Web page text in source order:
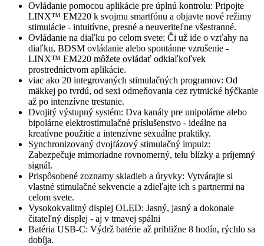
Ovládanie pomocou aplikácie pre úplnú kontrolu: Pripojte
LINX™ EM220 k svojmu smartfónu a objavte nové režimy
stimulácie - intuitívne, presné a neuveriteľne všestranné.
Ovládanie na diaľku po celom svete: Či už ide o vzťahy na
diaľku, BDSM ovládanie alebo spontánne vzrušenie -
LINX™ EM220 môžete ovládať odkiaľkoľvek
prostredníctvom aplikácie.
viac ako 20 integrovaných stimulačných programov: Od
mäkkej po tvrdú, od sexi odmeňovania cez rytmické hýčkanie
až po intenzívne trestanie.
Dvojitý výstupný systém: Dva kanály pre unipolárne alebo
bipolárne elektrostimulačné príslušenstvo - ideálne na
kreatívne použitie a intenzívne sexuálne praktiky.
Synchronizovaný dvojfázový stimulačný impulz:
Zabezpečuje mimoriadne rovnomerný, telu blízky a príjemný
signál.
Prispôsobené zoznamy skladieb a úryvky: Vytvárajte si
vlastné stimulačné sekvencie a zdieľajte ich s partnermi na
celom svete.
Vysokokvalitný displej OLED: Jasný, jasný a dokonale
čitateľný displej - aj v tmavej spálni
Batéria USB-C: Výdrž batérie až približne 8 hodín, rýchlo sa
dobíja.